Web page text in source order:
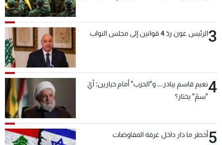
3الرئيس عون ردّ 4 قوانين إلى مجلس النواب
4نعيم قاسم يبادر... و"الحزب" أمام خيارين: أيّ
"سمّ" يختار؟
5أخطر ما دار داخل غرفة المفاوضات